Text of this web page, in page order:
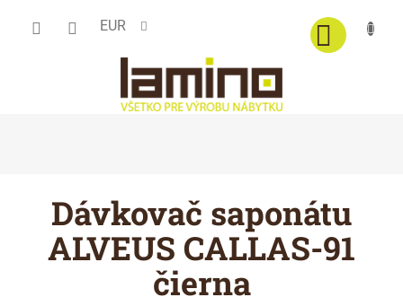
EUR
Dávkovač saponátu
ALVEUS CALLAS-91
čierna